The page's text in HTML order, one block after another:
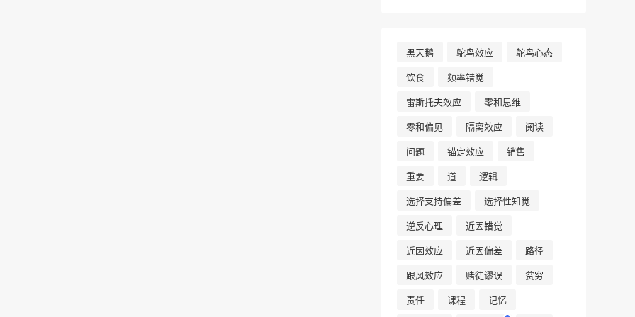
黑天鹅 鸵鸟效应
鸵鸟心态
饮食
频率错觉
雷斯托夫效应
零和思维
零和偏见
隔离效应
阅读
问题
锚定效应
销售
重要
道
逻辑
选择支持偏差
选择性知觉
逆反心理
近因错觉
近因效应
近因偏差
路径
跟风效应
赌徒谬误
贫穷
责任
课程 记忆